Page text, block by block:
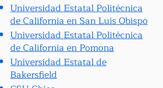
Universidad Estatal Politécnica
de California en San Luis Obispo
Universidad Estatal Politécnica
de California en Pomona
Universidad Estatal de
Bakersfield